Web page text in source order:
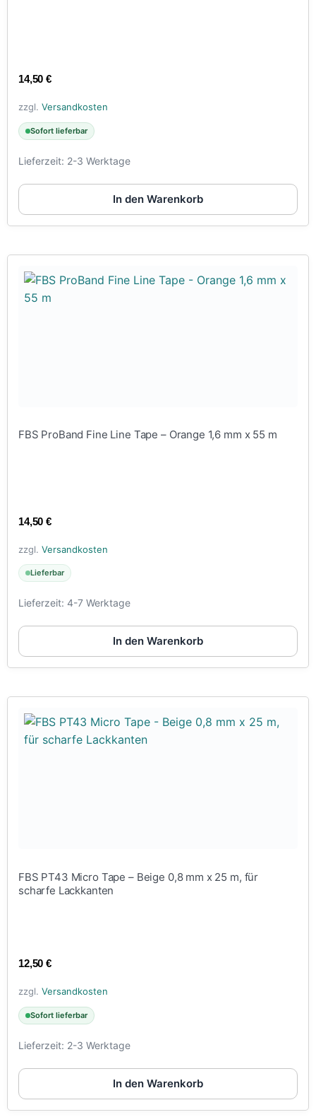
14,50€
zzgl. Versandkosten
Sofort lieferbar
Lieferzeit: 2-3 Werktage
In den Warenkorb
FBS ProBand Fine Line Tape – Orange 1,6 mm x 55 m
14,50€
zzgl. Versandkosten
Lieferbar
Lieferzeit: 4-7 Werktage
In den Warenkorb
FBS PT43 Micro Tape – Beige 0,8 mm x 25 m, für
scharfe Lackkanten
12,50€
zzgl. Versandkosten
Sofort lieferbar
Lieferzeit: 2-3 Werktage
In den Warenkorb